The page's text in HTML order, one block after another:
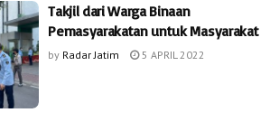
Takjil dari Warga Binaan
Pemasyarakatan untuk Masyarakat
by Radar Jatim 5 APRIL 2022